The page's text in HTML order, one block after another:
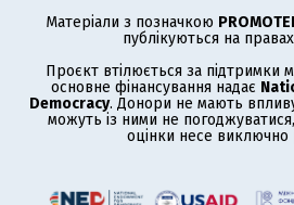
Матеріали з позначкою
публікуються на
Проєкт втілюється за підтримки
основне фінансування надає
Democracy. Донори не мають впливу
можуть із ними не погоджуватися,
оцінки несе виключно